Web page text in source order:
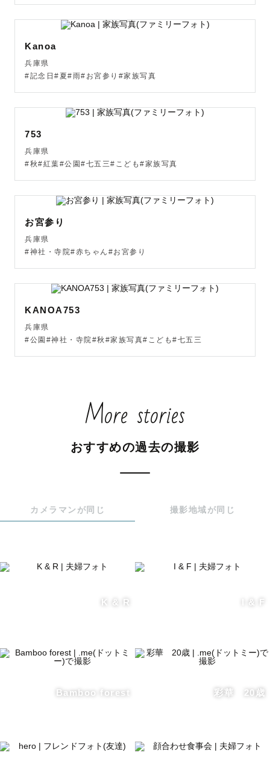
Kanoa
兵庫県
#記念日#夏#雨#お宮参り#家族写真
753
兵庫県
#秋#紅葉#公園#七五三#こども#家族写真
お宮参り
兵庫県
#神社・寺院#赤ちゃん#お宮参り
KANOA753
兵庫県
#公園#神社・寺院#秋#家族写真#こども#七五三
More stories
おすすめの過去の撮影
カメラマンが同じ 撮影地域が同じ
K & R I & F
Bamboo forest 彩華 20歳